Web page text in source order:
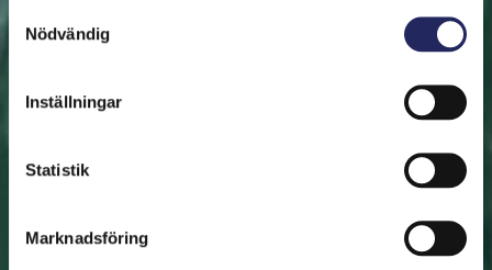
Nödvändig
Inställningar
Statistik
Marknadsföring
Hjälp oss att rädda Östersjön. Du kan också ge den
räddade biten som en present. En bit av Östersjön är